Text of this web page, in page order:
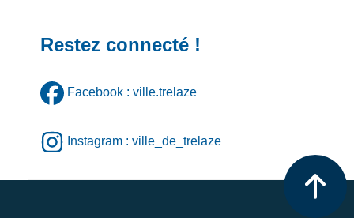
Restez connecté !
Facebook : ville.trelaze
Instagram : ville_de_trelaze